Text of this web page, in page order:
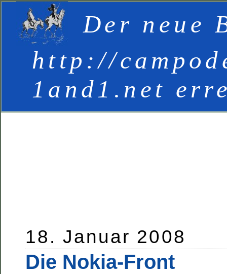
Der neue
http://
1and1.net
18. Januar 2008
Die Nokia-Front